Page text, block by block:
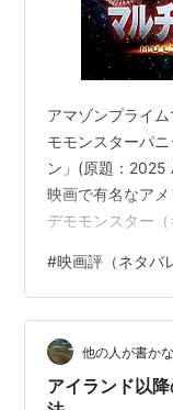
アマゾンプライ
モモンスターパ
ン」(原題：2025
映画で有名なア
デモモンスター
ンが、作品の3D
ーだったという
立派、としか言
ドン
#映画評（ネタバ
他の人が書か
アイランド以